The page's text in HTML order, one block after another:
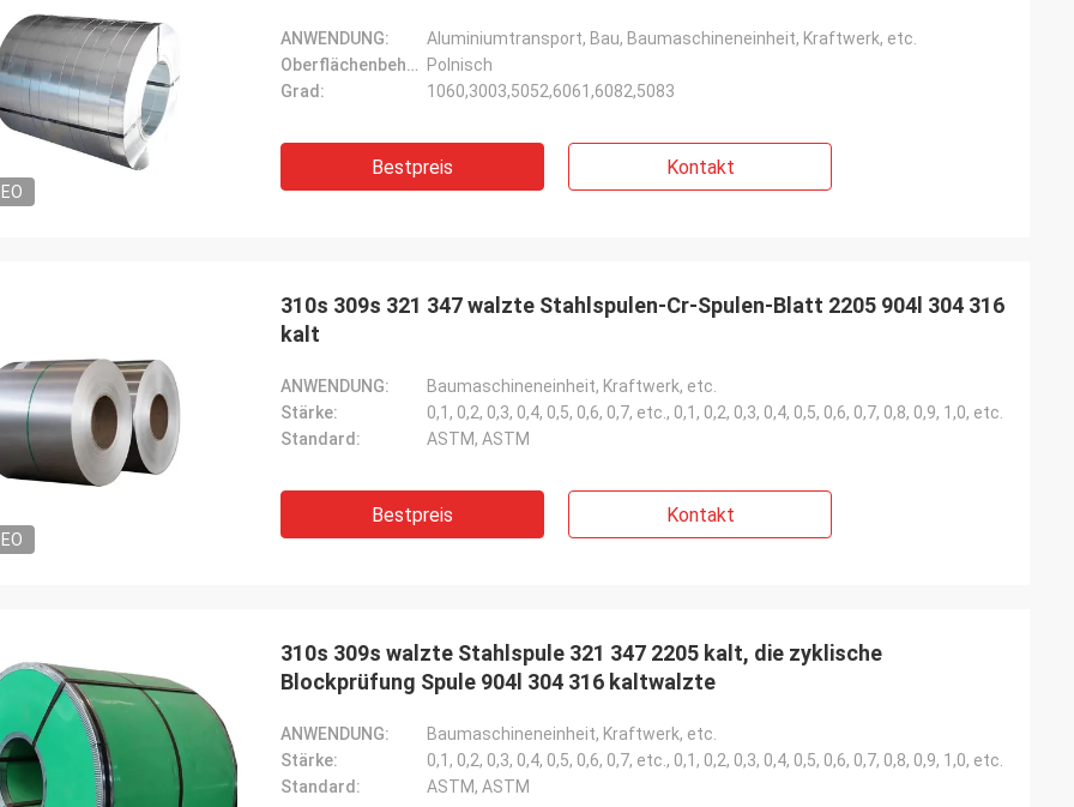
ANWENDUNG:
Aluminiumtransport, Bau, Baumaschineneinheit, Kraftwerk, etc.
Oberflächenbehandlung:
Polnisch
Grad:
1060,3003,5052,6061,6082,5083
Bestpreis Kontakt
310s 309s 321 347 walzte Stahlspulen-Cr-Spulen-Blatt 2205 904l 304 316
kalt
ANWENDUNG:
Baumaschineneinheit, Kraftwerk, etc.
Stärke:
0,1, 0,2, 0,3, 0,4, 0,5, 0,6, 0,7, etc., 0,1, 0,2, 0,3, 0,4, 0,5, 0,6, 0,7, 0,8, 0,9, 1,0, etc.
Standard:
ASTM, ASTM
Bestpreis Kontakt
310s 309s walzte Stahlspule 321 347 2205 kalt, die zyklische
Blockprüfung Spule 904l 304 316 kaltwalzte
ANWENDUNG:
Baumaschineneinheit, Kraftwerk, etc.
Stärke:
0,1, 0,2, 0,3, 0,4, 0,5, 0,6, 0,7, etc., 0,1, 0,2, 0,3, 0,4, 0,5, 0,6, 0,7, 0,8, 0,9, 1,0, etc.
Standard:
ASTM, ASTM